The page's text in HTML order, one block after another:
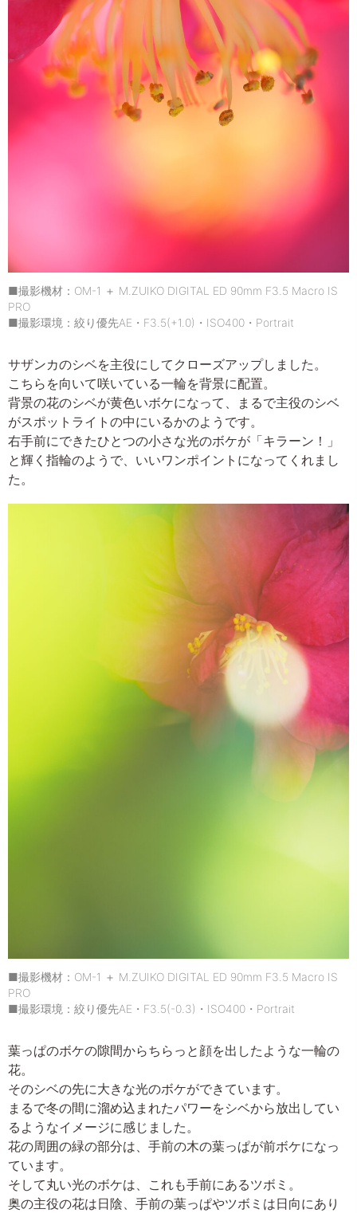
■撮影機材：OM-1 ＋ M.ZUIKO DIGITAL ED 90mm F3.5 Macro IS
PRO
■撮影環境：絞り優先AE・F3.5(+1.0)・ISO400・Portrait
サザンカのシベを主役にしてクローズアップしました。
こちらを向いて咲いている一輪を背景に配置。
背景の花のシベが黄色いボケになって、まるで主役のシベ
がスポットライトの中にいるかのようです。
右手前にできたひとつの小さな光のボケが「キラーン！」
と輝く指輪のようで、いいワンポイントになってくれまし
た。
■撮影機材：OM-1 ＋ M.ZUIKO DIGITAL ED 90mm F3.5 Macro IS
PRO
■撮影環境：絞り優先AE・F3.5(-0.3)・ISO400・Portrait
葉っぱのボケの隙間からちらっと顔を出したような一輪の
花。
そのシベの先に大きな光のボケができています。
まるで冬の間に溜め込まれたパワーをシベから放出してい
るようなイメージに感じました。
花の周囲の緑の部分は、手前の木の葉っぱが前ボケになっ
ています。
そして丸い光のボケは、これも手前にあるツボミ。
奥の主役の花は日陰、手前の葉っぱやツボミは日向にあり